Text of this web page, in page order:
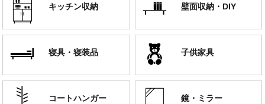
キッチン収納 壁面収納・DIY
寝具・寝装品 子供家具
コートハンガー 鏡・ミラー